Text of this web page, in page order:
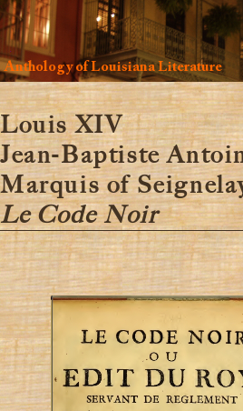
Anthology of Louisiana Literature
Louis XIV
Jean-Baptiste
Marquis of
Le Code Noir